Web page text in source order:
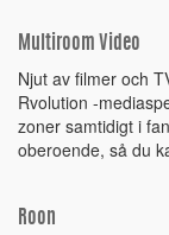
Multiroom Video
Njut av filmer och
Rvolution -
zoner samtidigt i
oberoende, så du
Roon